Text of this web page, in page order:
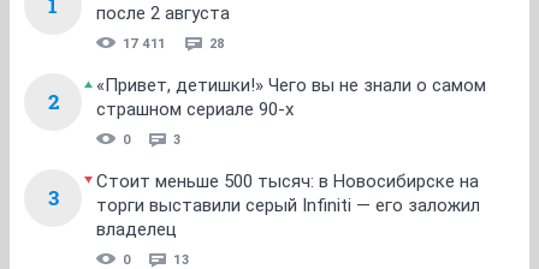
после 2 августа
17 411 28
2
«Привет, детишки!» Чего вы не знали о самом
страшном сериале 90-х
0 3
3
Стоит меньше 500 тысяч: в Новосибирске на
торги выставили серый Infiniti — его заложил
владелец
0 13